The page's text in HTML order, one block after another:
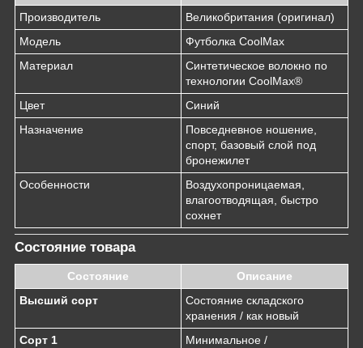
Производитель
Великобритания (оригинал)
Модель
Футболка CoolMax
Материал
Синтетическое волокно по
технологии CoolMax®
Цвет
Синий
Назначение
Повседневное ношение,
спорт, базовый слой под
бронежилет
Особенности
Воздухопроницаемая,
влагоотводящая, быстро
сохнет
Состояние товара
Состояние
Описание
Высший сорт
Состояние складского
хранения / как новый
Сорт 1
Минимальное /